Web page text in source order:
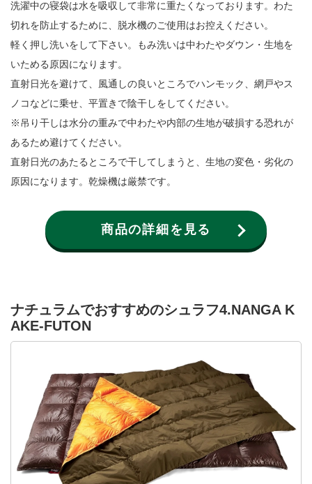
洗濯中の寝袋は水を吸収して非常に重たくなっております。わた
切れを防止するために、脱水機のご使用はお控えください。
軽く押し洗いをして下さい。もみ洗いは中わたやダウン・生地を
いためる原因になります。
直射日光を避けて、風通しの良いところでハンモック、網戸やス
ノコなどに乗せ、平置きで陰干しをしてください。
※吊り干しは水分の重みで中わたや内部の生地が破損する恐れが
あるため避けてください。
直射日光のあたるところで干してしまうと、生地の変色・劣化の
原因になります。乾燥機は厳禁です。
商品の詳細を見る
ナチュラムでおすすめのシュラフ4.NANGA K
AKE-FUTON